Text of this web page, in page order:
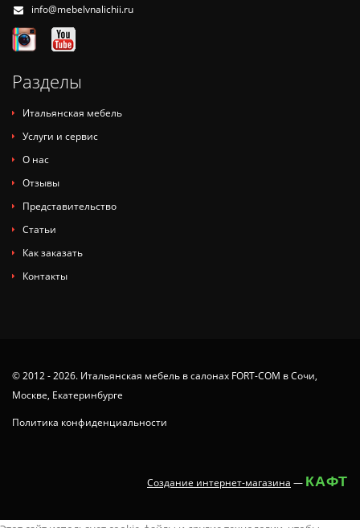
info@mebelvnalichii.ru
Разделы
Итальянская мебель
Услуги и сервис
О нас
Отзывы
Представительство
Статьи
Как заказать
Контакты
© 2012 - 2026. Итальянская мебель в салонах FORT-COM в Сочи,
Москве, Екатеринбурге
Политика конфиденциальности
Создание интернет-магазина — КАФТ